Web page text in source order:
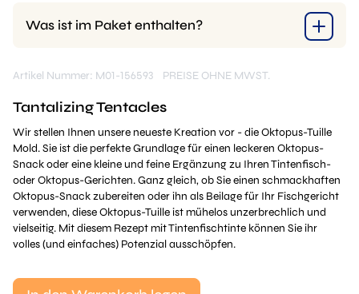
Was ist im Paket enthalten?
Artikel Nummer: M01-156593 PREISE OHNE MWST.
Tantalizing Tentacles
Wir stellen Ihnen unsere neueste Kreation vor - die Oktopus-Tuille
Mold. Sie ist die perfekte Grundlage für einen leckeren Oktopus-
Snack oder eine kleine und feine Ergänzung zu Ihren Tintenfisch-
oder Oktopus-Gerichten. Ganz gleich, ob Sie einen schmackhaften
Oktopus-Snack zubereiten oder ihn als Beilage für Ihr Fischgericht
verwenden, diese Oktopus-Tuille ist mühelos unzerbrechlich und
vielseitig. Mit diesem Rezept mit Tintenfischtinte können Sie ihr
volles (und einfaches) Potenzial ausschöpfen.